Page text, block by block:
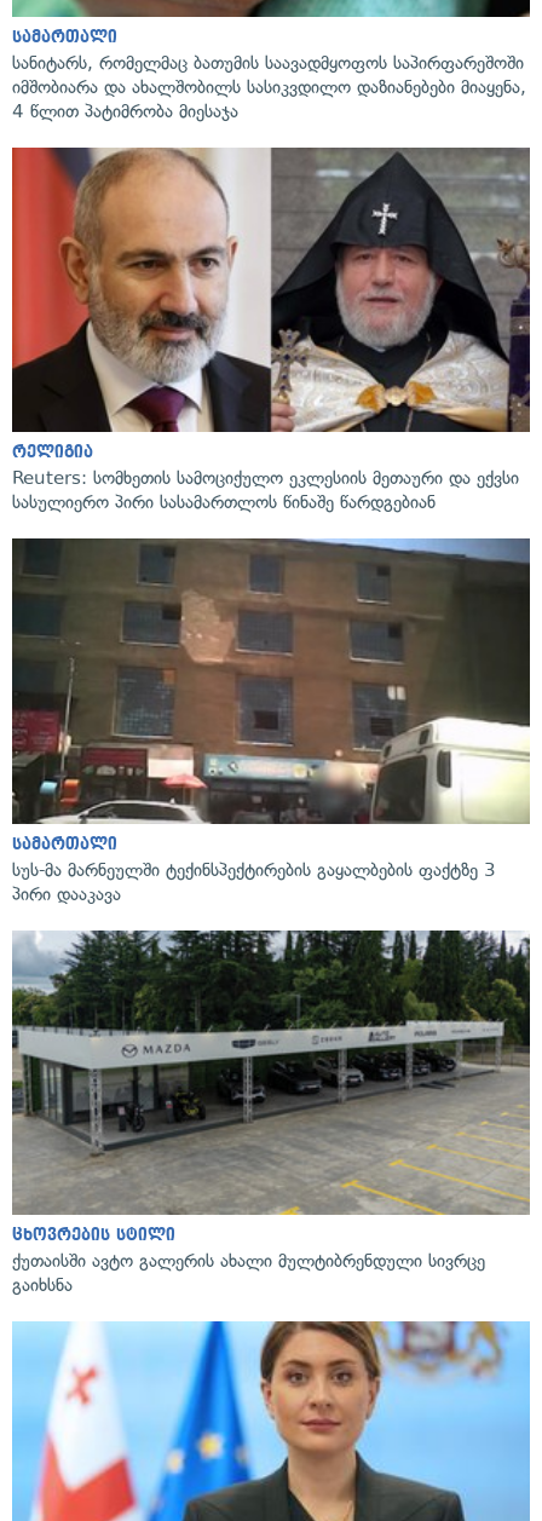
სამართალი
სანიტარს, რომელმაც ბათუმის საავადმყოფოს საპირფარეშოში
იმშობიარა და ახალშობილს სასიკვდილო დაზიანებები მიაყენა,
4 წლით პატიმრობა მიესაჯა
რელიგია
Reuters: სომხეთის სამოციქულო ეკლესიის მეთაური და ექვსი
სასულიერო პირი სასამართლოს წინაშე წარდგებიან
სამართალი
სუს-მა მარნეულში ტექინსპექტირების გაყალბების ფაქტზე 3
პირი დააკავა
ცხოვრების სტილი
ქუთაისში ავტო გალერის ახალი მულტიბრენდული სივრცე
გაიხსნა